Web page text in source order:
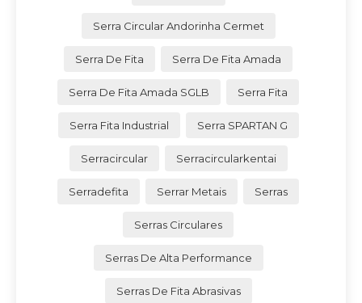
Serra Circular Andorinha Cermet
Serra De Fita Serra De Fita Amada
Serra De Fita Amada SGLB Serra Fita
Serra Fita Industrial Serra SPARTAN G
Serracircular Serracircularkentai
Serradefita Serrar Metais Serras
Serras Circulares
Serras De Alta Performance
Serras De Fita Abrasivas